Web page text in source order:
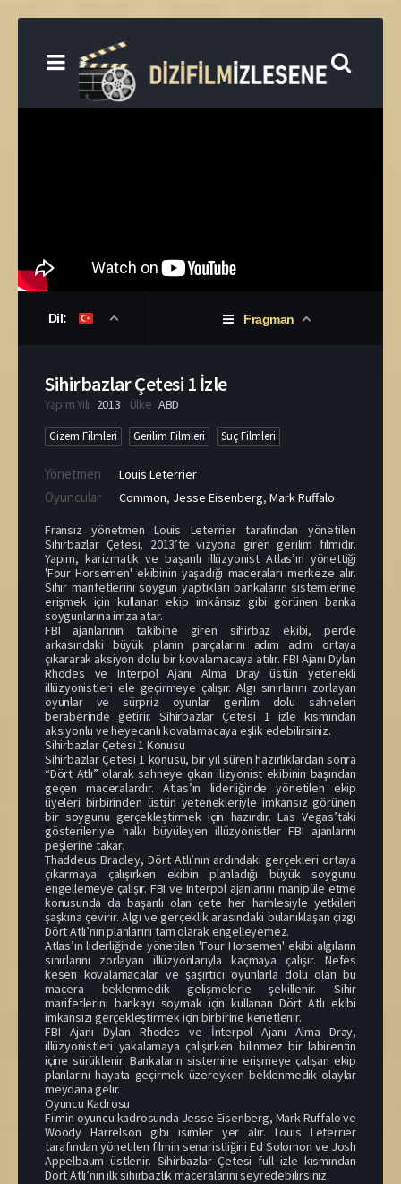
Dil: Fragman
Sihirbazlar Çetesi 1 İzle
Yapım Yılı 2013 Ülke ABD
Gizem Filmleri Gerilim Filmleri Suç Filmleri
Yönetmen Louis Leterrier
Oyuncular Common, Jesse Eisenberg, Mark Ruffalo
Fransız yönetmen Louis Leterrier tarafından yönetilen
Sihirbazlar Çetesi, 2013’te vizyona giren gerilim filmidir.
Yapım, karizmatik ve başarılı illüzyonist Atlas’ın yönettiği
'Four Horsemen' ekibinin yaşadığı maceraları merkeze alır.
Sihir marifetlerini soygun yaptıkları bankaların sistemlerine
erişmek için kullanan ekip imkânsız gibi görünen banka
soygunlarına imza atar.
FBI ajanlarının takibine giren sihirbaz ekibi, perde
arkasındaki büyük planın parçalarını adım adım ortaya
çıkararak aksiyon dolu bir kovalamacaya atılır. FBI Ajanı Dylan
Rhodes ve Interpol Ajanı Alma Dray üstün yetenekli
illüzyonistleri ele geçirmeye çalışır. Algı sınırlarını zorlayan
oyunlar ve sürpriz oyunlar gerilim dolu sahneleri
beraberinde getirir. Sihirbazlar Çetesi 1 izle kısmından
aksiyonlu ve heyecanlı kovalamacaya eşlik edebilirsiniz.
Sihirbazlar Çetesi 1 Konusu
Sihirbazlar Çetesi 1 konusu, bir yıl süren hazırlıklardan sonra
“Dört Atlı” olarak sahneye çıkan ilizyonist ekibinin başından
geçen maceralardır. Atlas’ın liderliğinde yönetilen ekip
üyeleri birbirinden üstün yetenekleriyle imkansız görünen
bir soygunu gerçekleştirmek için hazırdır. Las Vegas’taki
gösterileriyle halkı büyüleyen illüzyonistler FBI ajanlarını
peşlerine takar.
Thaddeus Bradley, Dört Atlı’nın ardındaki gerçekleri ortaya
çıkarmaya çalışırken ekibin planladığı büyük soygunu
engellemeye çalışır. FBI ve Interpol ajanlarını manipüle etme
konusunda da başarılı olan çete her hamlesiyle yetkileri
şaşkına çevirir. Algı ve gerçeklik arasındaki bulanıklaşan çizgi
Dört Atlı’nın planlarını tam olarak engelleyemez.
Atlas’ın liderliğinde yönetilen 'Four Horsemen' ekibi algıların
sınırlarını zorlayan illüzyonlarıyla kaçmaya çalışır. Nefes
kesen kovalamacalar ve şaşırtıcı oyunlarla dolu olan bu
macera beklenmedik gelişmelerle şekillenir. Sihir
marifetlerini bankayı soymak için kullanan Dört Atlı ekibi
imkansızı gerçekleştirmek için birbirine kenetlenir.
FBI Ajanı Dylan Rhodes ve İnterpol Ajanı Alma Dray,
illüzyonistleri yakalamaya çalışırken bilinmez bir labirentin
içine sürüklenir. Bankaların sistemine erişmeye çalışan ekip
planlarını hayata geçirmek üzereyken beklenmedik olaylar
meydana gelir.
Oyuncu Kadrosu
Filmin oyuncu kadrosunda Jesse Eisenberg, Mark Ruffalo ve
Woody Harrelson gibi isimler yer alır. Louis Leterrier
tarafından yönetilen filmin senaristliğini Ed Solomon ve Josh
Appelbaum üstlenir. Sihirbazlar Çetesi full izle kısmından
Dört Atlı’nın ilk sihirbazlık maceralarını seyredebilirsiniz.